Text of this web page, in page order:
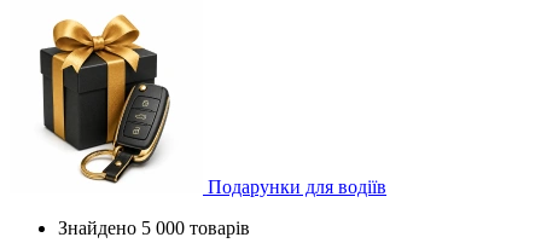
Подарунки для водіїв
Знайдено 5 000 товарів